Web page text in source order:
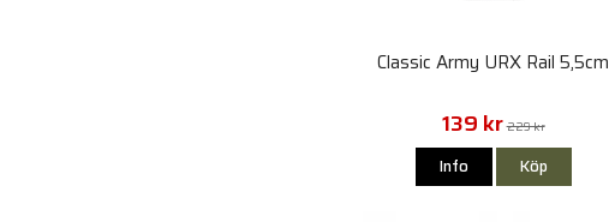
Classic Army URX Rail 5,5cm
139 kr 229 kr
Info Köp